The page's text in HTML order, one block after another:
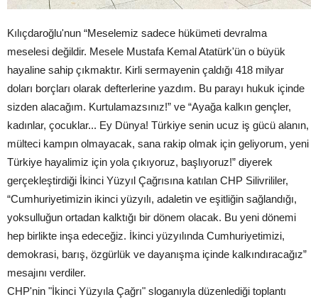
Kılıçdaroğlu'nun “Meselemiz sadece hükümeti devralma
meselesi değildir. Mesele Mustafa Kemal Atatürk'ün o büyük
hayaline sahip çıkmaktır. Kirli sermayenin çaldığı 418 milyar
doları borçları olarak defterlerine yazdım. Bu parayı hukuk içinde
sizden alacağım. Kurtulamazsınız!” ve “Ayağa kalkın gençler,
kadınlar, çocuklar... Ey Dünya! Türkiye senin ucuz iş gücü alanın,
mülteci kampın olmayacak, sana rakip olmak için geliyorum, yeni
Türkiye hayalimiz için yola çıkıyoruz, başlıyoruz!” diyerek
gerçekleştirdiği İkinci Yüzyıl Çağrısına katılan CHP Silivrililer,
“Cumhuriyetimizin ikinci yüzyılı, adaletin ve eşitliğin sağlandığı,
yoksulluğun ortadan kalktığı bir dönem olacak. Bu yeni dönemi
hep birlikte inşa edeceğiz. İkinci yüzyılında Cumhuriyetimizi,
demokrasi, barış, özgürlük ve dayanışma içinde kalkındıracağız”
mesajını verdiler.
CHP'nin "İkinci Yüzyıla Çağrı" sloganıyla düzenlediği toplantı